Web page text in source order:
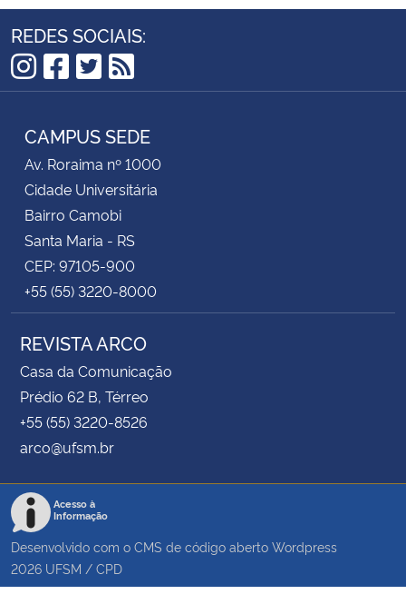
REDES SOCIAIS:
Instagram
Facebook
Twitter
RSS
CAMPUS SEDE
Av. Roraima nº 1000
Cidade Universitária
Bairro Camobi
Santa Maria - RS
CEP: 97105-900
+55 (55) 3220-8000
REVISTA ARCO
Casa da Comunicação
Prédio 62 B, Térreo
+55 (55) 3220-8526
arco@ufsm.br
Acesso à
Informação
Desenvolvido com o CMS de código aberto Wordpress
2026 UFSM / CPD